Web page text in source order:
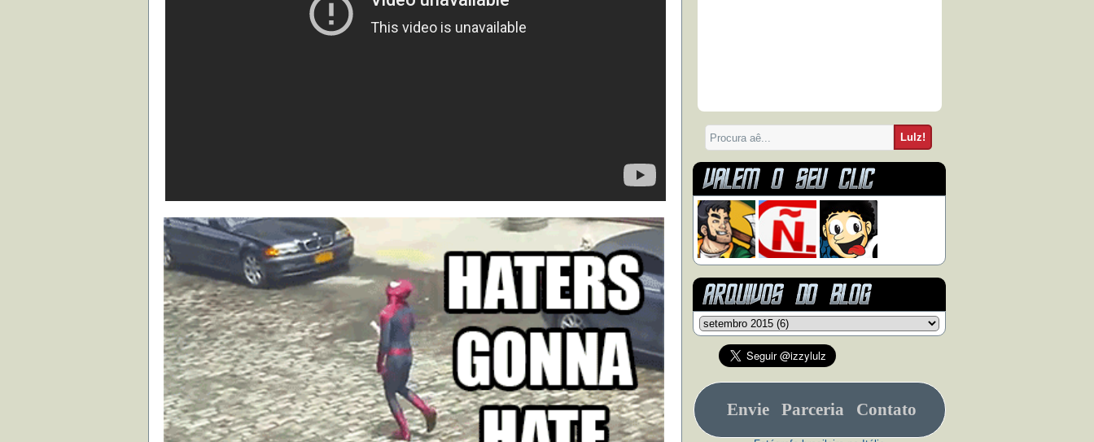
Envie Parceria Contato